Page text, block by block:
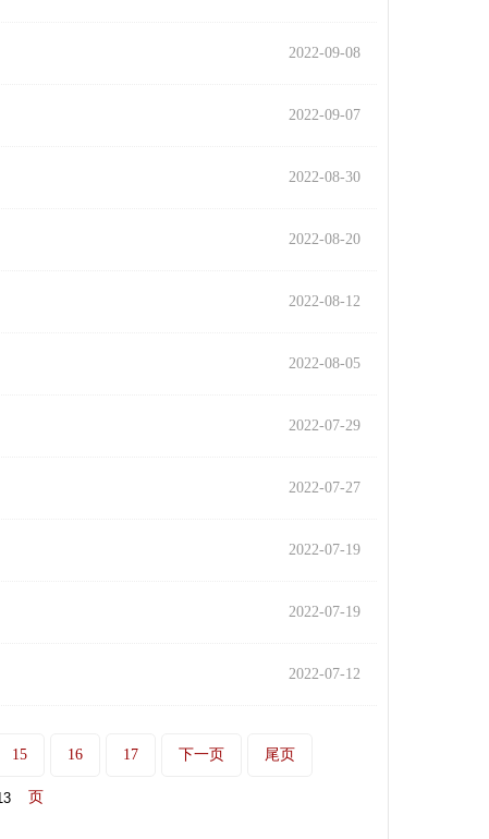
2022-09-08
2022-09-07
2022-08-30
2022-08-20
2022-08-12
2022-08-05
2022-07-29
2022-07-27
2022-07-19
2022-07-19
2022-07-12
15 16 17 下一页 尾页
页